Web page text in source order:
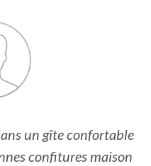
un gîte confortable
confitures maison